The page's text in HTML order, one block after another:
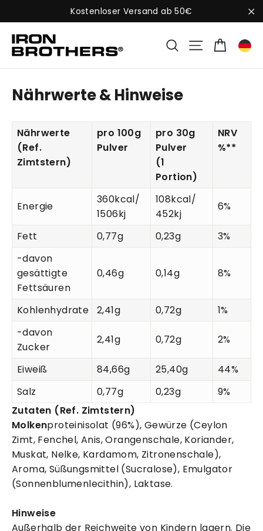
zum
Inhalt
Kostenloser Versand ab 50€
Suche
Nährwerte & Hinweise
Nährwerte
(Ref.
Zimtstern)
pro 100g
Pulver
pro 30g
Pulver
(1
Portion)
NRV
%**
Energie
360kcal/
1506kj
108kcal/
452kj
6%
Fett 0,77g 0,23g
3%
-davon
gesättigte
Fettsäuren
0,46g 0,14g 8%
Kohlenhydrate 2,41g 0,72g
1%
-davon
Zucker
2,41g 0,72g 2%
Eiweiß 84,66g 25,40g
44%
Salz
0,77g 0,23g
9%
Zutaten (Ref. Zimtstern)
Molkenproteinisolat (96%), Gewürze (Ceylon
Zimt, Fenchel, Anis, Orangenschale, Koriander,
Muskat, Nelke, Kardamom, Zitronenschale),
Aroma, Süßungsmittel (Sucralose), Emulgator
(Sonnenblumenlecithin), Laktase.
Hinweise
Außerhalb der Reichweite von Kindern lagern. Die